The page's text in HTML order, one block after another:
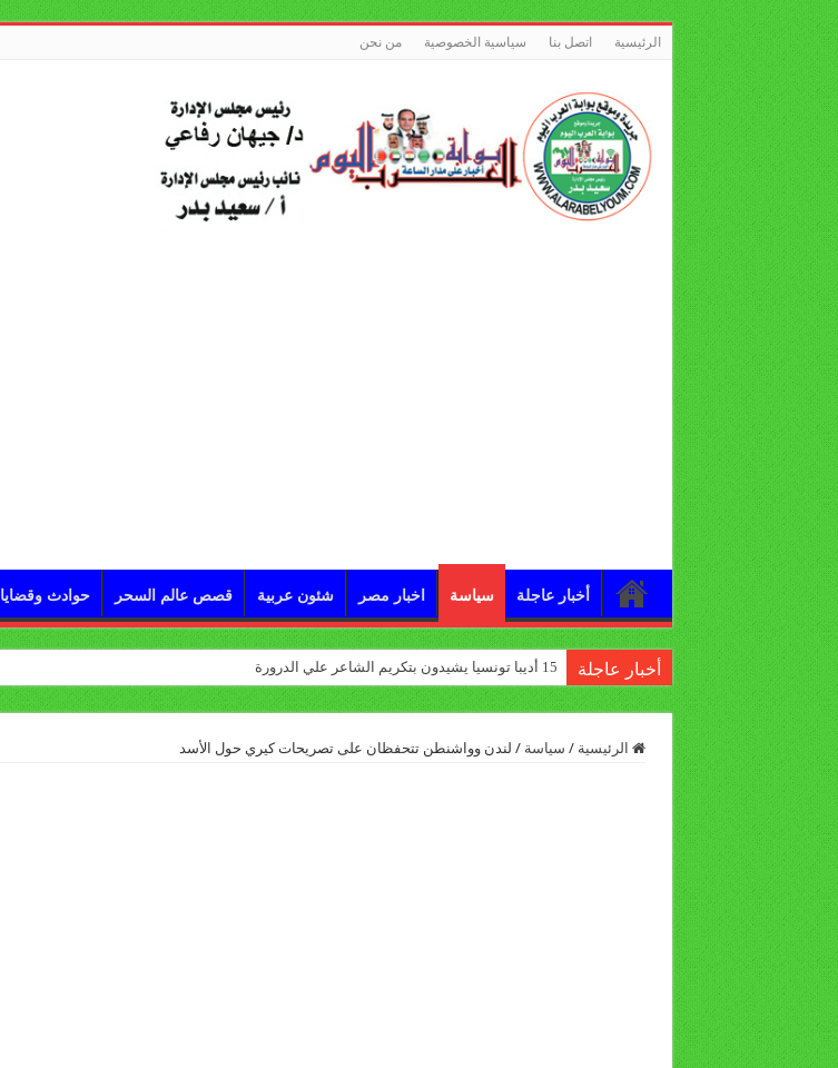
الرئيسية اتصل بنا سياسية الخصوصية من نحن
أخبار عاجلة سياسة اخبار مصر شئون عربية قصص عالم السحر حوادث وقضايا
أخبار عاجلة 15 أديبا تونسيا يشيدون بتكريم الشاعر علي الدرورة
الرئيسية / سياسة / لندن وواشنطن تتحفظان على تصريحات كيري حول الأسد